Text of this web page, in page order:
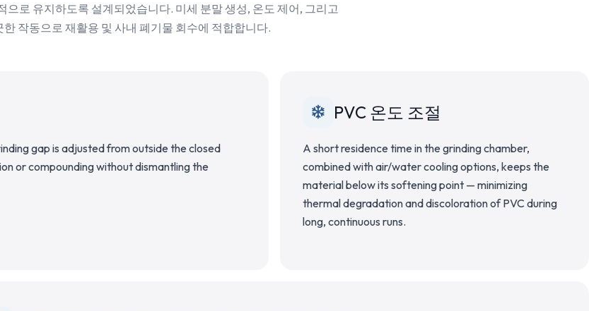
으로 유지하도록 설계되었습니다. 미세 분말 생성, 온도 제어, 그리고
한 작동으로 재활용 및 사내 폐기물 회수에 적합합니다.
gap is adjusted from outside the closed
or compounding without dismantling the
PVC 온도 조절
A short residence time in the grinding chamber,
combined with air/water cooling options, keeps the
material below its softening point — minimizing
thermal degradation and discoloration of PVC during
long, continuous runs.